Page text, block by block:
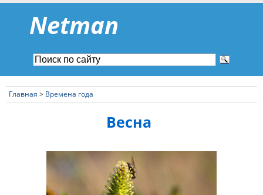
Netman
Главная > Времена года
Весна